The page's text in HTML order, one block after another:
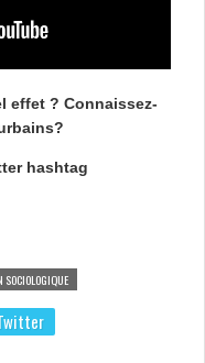
effet ? Connaissez-
hashtag
SOCIOLOGIQUE